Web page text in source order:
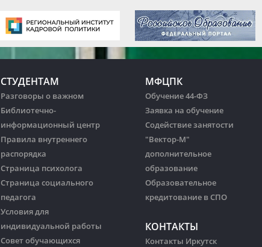
СТУДЕНТАМ
Разговоры о важном
Библиотечно-
информационный центр
Правила внутреннего
распорядка
Страница психолога
Страница социального
педагога
Условия для
индивидуальной работы
Совет обучающихся
МФЦПК
Обучение 44-ФЗ
Заявка на обучение
Содействие занятости
"Вектор-М"
дополнительное
образование
Образовательное
кредитование в СПО
КОНТАКТЫ
Контакты Иркутск